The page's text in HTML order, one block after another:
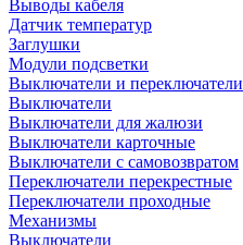
Выводы кабеля
Датчик температур
Заглушки
Модули подсветки
Выключатели и переключатели
Выключатели
Выключатели для жалюзи
Выключатели карточные
Выключатели с самовозвратом
Переключатели перекрестные
Переключатели проходные
Механизмы
Выключатели